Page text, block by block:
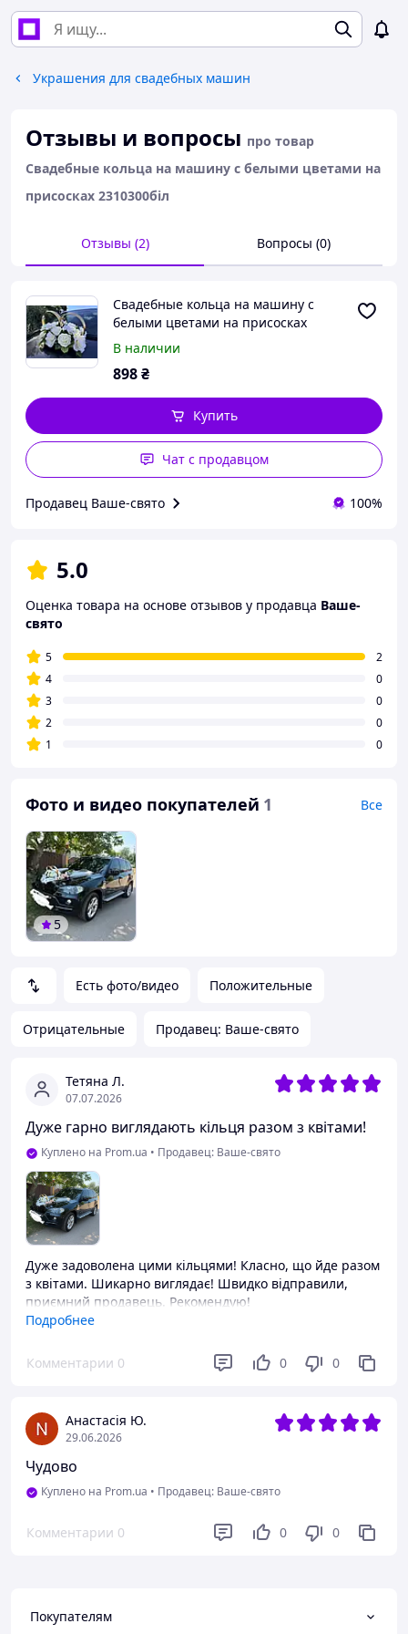
Украшения для свадебных машин
Отзывы и вопросы про товар
Свадебные кольца на машину с белыми цветами на
присосках 2310300біл
Отзывы (2) Вопросы (0)
Есть фото/видео Положительные
Отрицательные Продавец: Ваше-свято
Тетяна Л.
07.07.2026
Дуже гарно виглядають кільця разом з квітами!
Куплено на Prom.ua • Продавец: Ваше-свято
Дуже задоволена цими кільцями! Класно, що йде разом
з квітами. Шикарно виглядає! Швидко відправили,
приємний продавець. Рекомендую!
Преимущества
З кільцями ще й квіти.на присосках., не пошкодить
авто.
Не має!
Подробнее
Комментарии 0 0 0
Анастасія Ю.
29.06.2026
Чудово
Куплено на Prom.ua • Продавец: Ваше-свято
Комментарии 0 0 0
Свадебные кольца на машину с
белыми цветами на присосках
2310300біл
В наличии
898₴
Купить
Чат с продавцом
Продавец Ваше-свято 100%
5.0
Оценка товара на основе отзывов у продавца Ваше-
свято
5
2
4
0
3
0
2
0
1
0
Фото и видео покупателей 1 Все
5
Покупателям